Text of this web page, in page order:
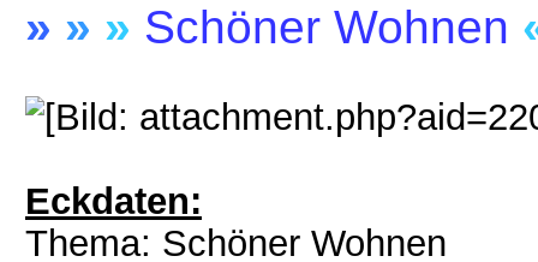
» » » Schöner Wohnen
Eckdaten:
Thema: Schöner Wohnen